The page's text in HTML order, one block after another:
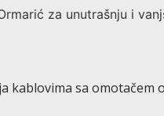
sa omotačem